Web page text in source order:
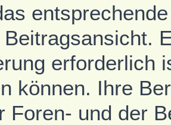
erforderlich
können. Ihre
Foren- und der